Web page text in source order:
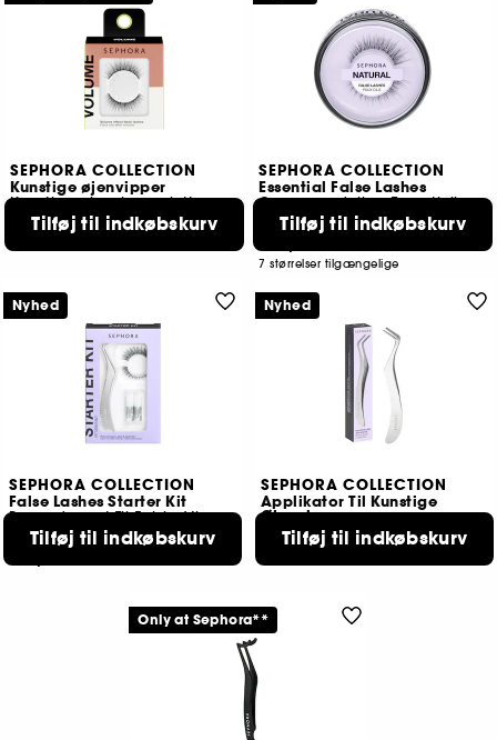
SEPHORA COLLECTION
Kunstige øjenvipper
Kunstige øjenvipper, lette og genanvendelige
79,00 KR
Tilføj til indkøbskurv
SEPHORA COLLECTION
Essential False Lashes
Genanvendelige Essentielle Kunstige Øjenvipper
1
109,00 KR
7 størrelser tilgængelige
Tilføj til indkøbskurv
SEPHORA COLLECTION
False Lashes Starter Kit
Begyndersæt Til Falske Vipper Der Kan Genanvendes
130
169,00 KR
Tilføj til indkøbskurv
Nyhed
SEPHORA COLLECTION
Applikator Til Kunstige
Øjenvipper
I Rustfrit Stål
99,00 KR
Tilføj til indkøbskurv
Nyhed
Only at Sephora**